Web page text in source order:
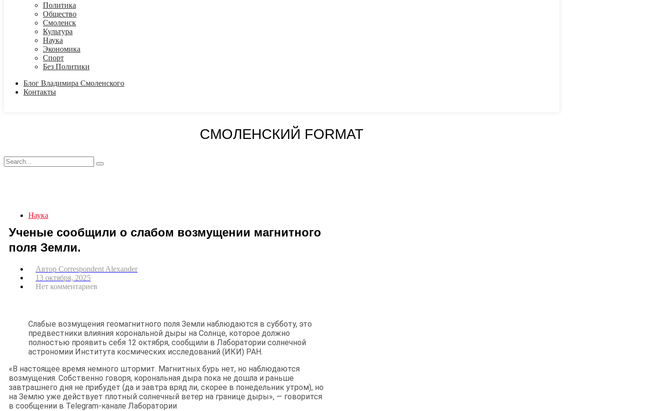
Политика
Общество
Смоленск
Культура
Наука
Экономика
Спорт
Без Политики
Блог Владимира Смоленского
Контакты
СМОЛЕНСКИЙ FORMAT
Наука
Ученые сообщили о слабом возмущении магнитного
поля Земли.
Автор Correspondent Alexander
13 октября, 2025
Нет комментариев
Слабые возмущения геомагнитного поля Земли наблюдаются в субботу, это
предвестники влияния корональной дыры на Солнце, которое должно
полностью проявить себя 12 октября, сообщили в Лаборатории солнечной
астрономии Института космических исследований (ИКИ) РАН.
«В настоящее время немного штормит. Магнитных бурь нет, но наблюдаются
возмущения. Собственно говоря, корональная дыра пока не дошла и раньше
завтрашнего дня не прибудет (да и завтра вряд ли, скорее в понедельник утром), но
на Землю уже действует плотный солнечный ветер на границе дыры», — говорится
в сообщении в Telegram-канале Лаборатории